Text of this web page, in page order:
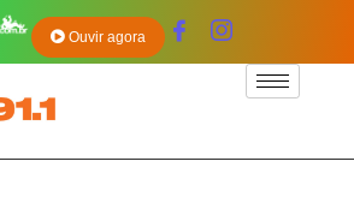
Ouvir agora